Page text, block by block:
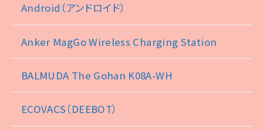
Android（アンドロイド）
Anker MagGo Wireless Charging Station
BALMUDA The Gohan K08A-WH
ECOVACS（DEEBOT）